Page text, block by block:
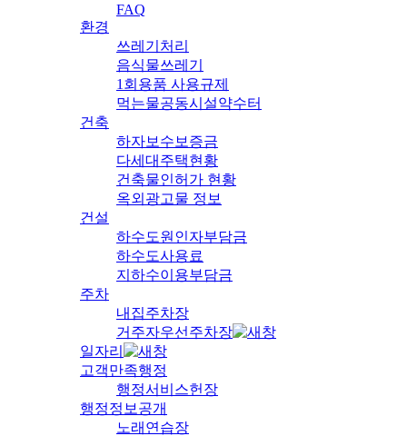
FAQ
환경
쓰레기처리
음식물쓰레기
1회용품 사용규제
먹는물공동시설약수터
건축
하자보수보증금
다세대주택현황
건축물인허가 현황
옥외광고물 정보
건설
하수도원인자부담금
하수도사용료
지하수이용부담금
주차
내집주차장
거주자우선주차장
일자리
고객만족행정
행정서비스헌장
행정정보공개
노래연습장